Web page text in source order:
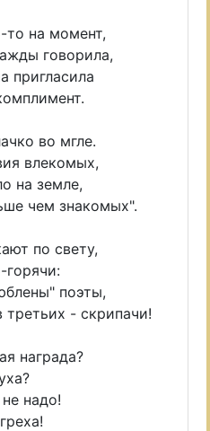
то на момент,
говорила,
пригласила
во мгле.
влекомых,
на земле,
чем знакомых".
по свету,
горячи:
поэты,
третьих - скрипачи!
награда?
надо!